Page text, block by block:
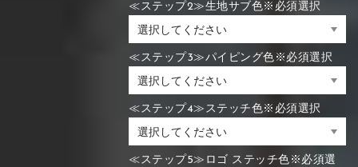
≪ステップ2≫生地サブ色※必須選択
≪ステップ3≫パイピング色※必須選択
≪ステップ4≫ステッチ色※必須選択
≪ステップ5≫ロゴ ステッチ色※必須選